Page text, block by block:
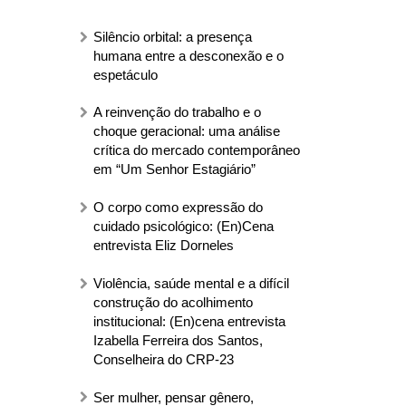
Silêncio orbital: a presença
humana entre a desconexão e o
espetáculo
A reinvenção do trabalho e o
choque geracional: uma análise
crítica do mercado contemporâneo
em “Um Senhor Estagiário”
O corpo como expressão do
cuidado psicológico: (En)Cena
entrevista Eliz Dorneles
Violência, saúde mental e a difícil
construção do acolhimento
institucional: (En)cena entrevista
Izabella Ferreira dos Santos,
Conselheira do CRP-23
Ser mulher, pensar gênero,